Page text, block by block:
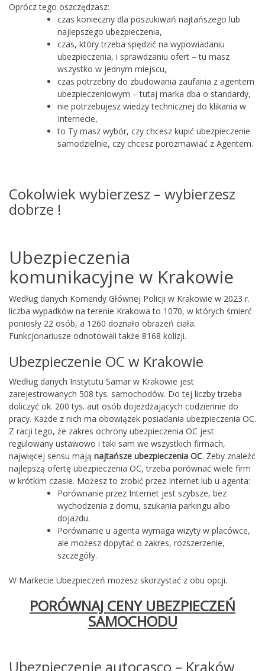
Oprócz tego oszczędzasz:
czas konieczny dla poszukiwań najtańszego lub
najlepszego ubezpieczenia,
czas, który trzeba spędzić na wypowiadaniu
ubezpieczenia, i sprawdzaniu ofert – tu masz
wszystko w jednym miejscu,
czas potrzebny do zbudowania zaufania z agentem
ubezpieczeniowym – tutaj marka dba o standardy,
nie potrzebujesz wiedzy technicznej do klikania w
Internecie,
to Ty masz wybór, czy chcesz kupić ubezpieczenie
samodzielnie, czy chcesz porozmawiać z Agentem.
Cokolwiek wybierzesz – wybierzesz
dobrze !
Ubezpieczenia
komunikacyjne w Krakowie
Według danych Komendy Głównej Policji w Krakowie w 2023 r.
liczba wypadków na terenie Krakowa to 1070, w których śmierć
poniosły 22 osób, a 1260 doznało obrażeń ciała.
Funkcjonariusze odnotowali także 8168 kolizji.
Ubezpieczenie OC w Krakowie
Według danych Instytutu Samar w Krakowie jest
zarejestrowanych 508 tys. samochodów. Do tej liczby trzeba
doliczyć ok. 200 tys. aut osób dojeżdżających codziennie do
pracy. Każde z nich ma obowiązek posiadania ubezpieczenia OC.
Z racji tego, że zakres ochrony ubezpieczenia OC jest
regulowany ustawowo i taki sam we wszystkich firmach,
najwięcej sensu mają najtańsze ubezpieczenia OC. Żeby znaleźć
najlepszą ofertę ubezpieczenia OC, trzeba porównać wiele firm
w krótkim czasie. Możesz to zrobić przez Internet lub u agenta:
Porównanie przez Internet jest szybsze, bez
wychodzenia z domu, szukania parkingu albo
dojazdu.
Porównanie u agenta wymaga wizyty w placówce,
ale możesz dopytać o zakres, rozszerzenie,
szczegóły.
W Markecie Ubezpieczeń możesz skorzystać z obu opcji.
PORÓWNAJ CENY UBEZPIECZEŃ
SAMOCHODU
Ubezpieczenie autocasco – Kraków